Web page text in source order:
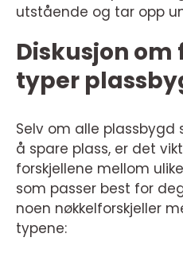
utstående og tar opp
Diskusjon
typer
Selv om alle
å spare plass, er det
forskjellene mellom
som passer best for
noen nøkkelforskjeller
typene: